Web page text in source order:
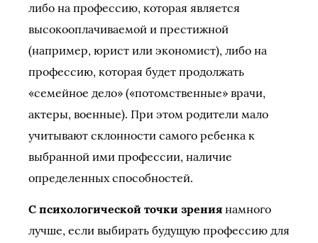
либо на профессию, которая является
высокооплачиваемой и престижной
(например, юрист или экономист), либо на
профессию, которая будет продолжать
«семейное дело» («потомственные» врачи,
актеры, военные). При этом родители мало
учитывают склонности самого ребенка к
выбранной ими профессии, наличие
определенных способностей.
С психологической точки зрения намного
лучше, если выбирать будущую профессию для